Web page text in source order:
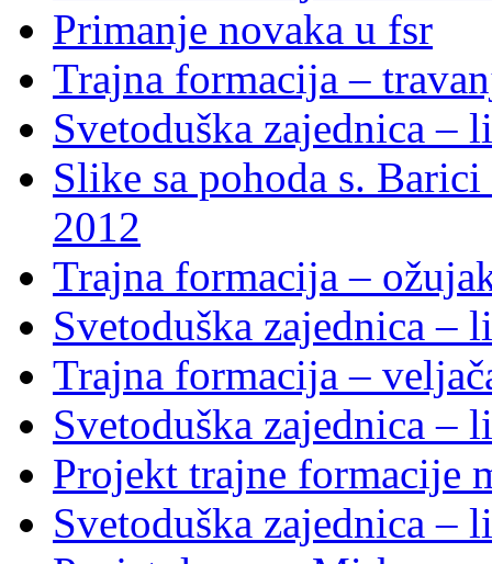
Primanje novaka u fsr
Trajna formacija –
Svetoduška zajednica –
Slike sa pohoda s.
2012
Trajna formacija –
Svetoduška zajednica –
Trajna formacija –
Svetoduška zajednica –
Projekt trajne formacije
Svetoduška zajednica –